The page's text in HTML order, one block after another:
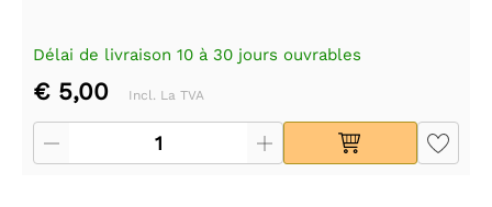
Délai de livraison 10 à 30 jours ouvrables
€ 5,00 Incl. La TVA